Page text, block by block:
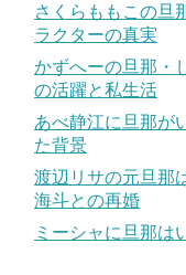
さくらももこの旦
ラクターの真実
かずへーの旦那・
の活躍と私生活
あべ静江に旦那が
た背景
渡辺リサの元旦那
海斗との再婚
ミーシャに旦那は